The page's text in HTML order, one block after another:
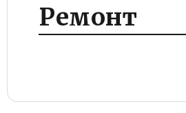
Ремонт